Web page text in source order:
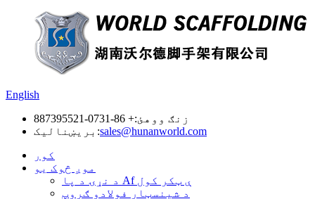
English
زنګ ووهئ:+ 86-0731-887395521
بریښنالیک:sales@hunanworld.com
کور
موږ څوک یو
د نړۍ د پا Af ې ټکر کول
د شینسټار فولادو ګروپ